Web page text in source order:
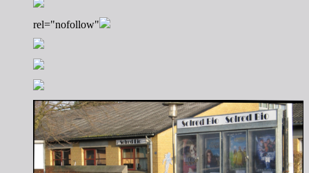
rel="nofollow"